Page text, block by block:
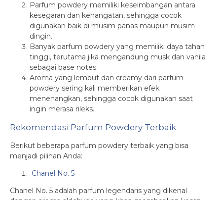
Parfum powdery memiliki keseimbangan antara
kesegaran dan kehangatan, sehingga cocok
digunakan baik di musim panas maupun musim
dingin.
Banyak parfum powdery yang memiliki daya tahan
tinggi, terutama jika mengandung musk dan vanila
sebagai base notes.
Aroma yang lembut dan creamy dari parfum
powdery sering kali memberikan efek
menenangkan, sehingga cocok digunakan saat
ingin merasa rileks.
Rekomendasi Parfum Powdery Terbaik
Berikut beberapa parfum powdery terbaik yang bisa
menjadi pilihan Anda:
Chanel No. 5
Chanel No. 5 adalah parfum legendaris yang dikenal